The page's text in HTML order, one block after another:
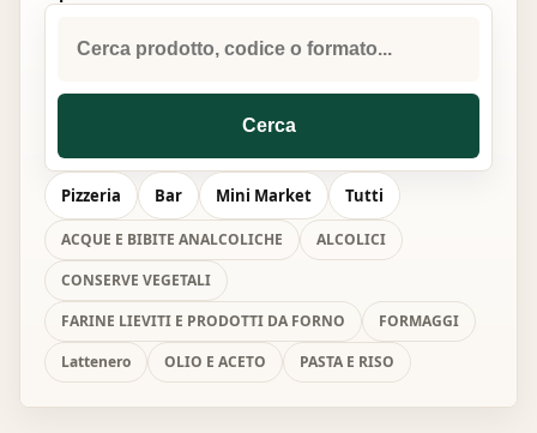
Cerca
Pizzeria Bar Mini Market Tutti
ACQUE E BIBITE ANALCOLICHE
ALCOLICI
CONSERVE VEGETALI
FARINE LIEVITI E PRODOTTI DA FORNO
FORMAGGI
Lattenero
OLIO E ACETO PASTA E RISO